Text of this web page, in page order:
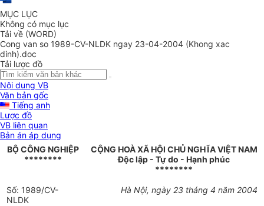
MỤC LỤC
Không có mục lục
Tải về (WORD)
Cong van so 1989-CV-NLDK ngay 23-04-2004 (Khong xac
dinh).doc
Tải lược đồ
Nội dung VB
Văn bản gốc
Tiếng anh
Lược đồ
VB liên quan
Bản án áp dụng
BỘ CÔNG NGHIỆP
********
CỘNG HOÀ XÃ HỘI CHỦ NGHĨA VIỆT NAM
Độc lập - Tự do - Hạnh phúc
********
Số: 1989/CV-
NLDK
Hà Nội, ngày 23 tháng 4 năm 2004